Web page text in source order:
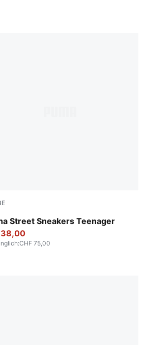
Street Sneakers Teenager
White-PUMA White-PUMA Gold
38,00
:CHF 75,00